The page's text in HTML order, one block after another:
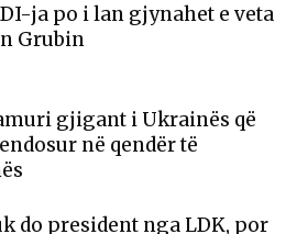
ja po i lan gjynahet e veta
Grubin
gjigant i Ukrainës që
në qendër të
do president nga LDK, por